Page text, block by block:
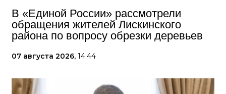
В «Единой России» рассмотрели
обращения жителей Лискинского
района по вопросу обрезки деревьев
07 августа 2026, 14:44